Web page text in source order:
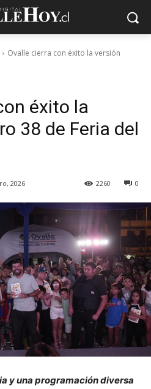
Ovalle cierra con éxito la versión
éxito la
38 de Feria del
2026 0
2260
y una programación diversa